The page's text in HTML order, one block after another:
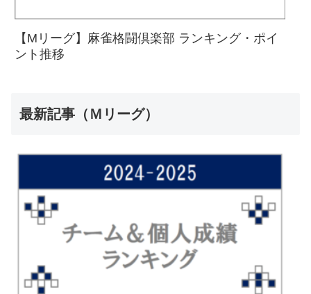
【Mリーグ】麻雀格闘倶楽部 ランキング・ポイ
ント推移
最新記事（Ｍリーグ）